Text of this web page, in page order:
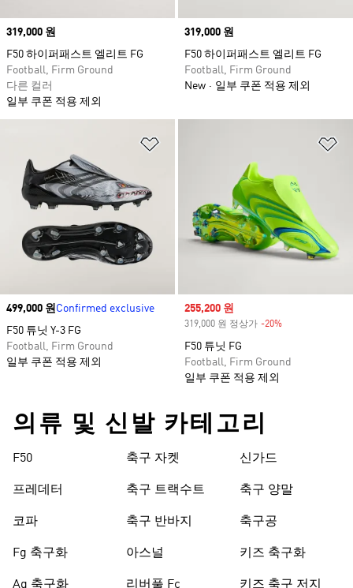
Price
319,000 원
F50 하이퍼패스트 엘리트 FG
Football, Firm Ground
다른 컬러
일부 쿠폰 적용 제외
Price
319,000 원
F50 하이퍼패스트 엘리트 FG
Football, Firm Ground
New
일부 쿠폰 적용 제외
Price
499,000 원Confirmed exclusive
F50 튜닛 Y-3 FG
Football, Firm Ground
일부 쿠폰 적용 제외
Sale price
255,200 원
319,000 원 정상가 -20%
F50 튜닛 FG
Football, Firm Ground
일부 쿠폰 적용 제외
의류 및 신발 카테고리
F50
프레데터
코파
Fg 축구화
Ag 축구화
축구 자켓
축구 트랙수트
축구 반바지
아스널
리버풀 Fc
신가드
축구 양말
축구공
키즈 축구화
키즈 축구 저지